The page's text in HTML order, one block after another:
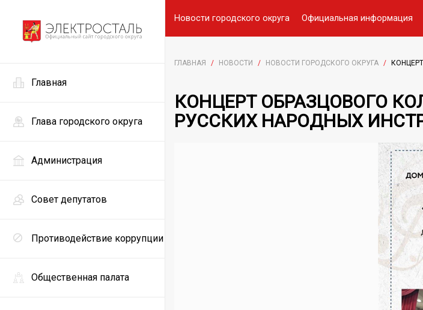
Главная
Глава городского округа
Администрация
Совет депутатов
Противодействие коррупции
Общественная палата
Новости городского округа Официальная информация
ГЛАВНАЯ / НОВОСТИ / НОВОСТИ ГОРОДСКОГО ОКРУГА /
КОНЦЕРТ ОБРАЗЦОВОГО
РУССКИХ НАРОДНЫХ